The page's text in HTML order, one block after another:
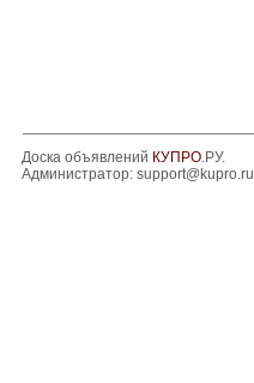
Доска объявлений КУПРО.РУ.
Администратор: support@kupro.ru